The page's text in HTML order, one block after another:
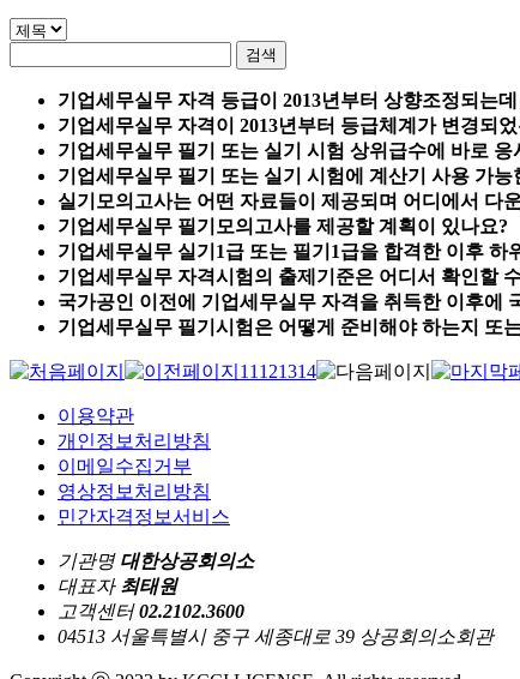
기업세무실무 자격 등급이 2013년부터 상향조정되는
기업세무실무 자격이 2013년부터 등급체계가 변경되
기업세무실무 필기 또는 실기 시험 상위급수에 바로 응
기업세무실무 필기 또는 실기 시험에 계산기 사용 가능
실기모의고사는 어떤 자료들이 제공되며 어디에서 다
기업세무실무 필기모의고사를 제공할 계획이 있나요?
기업세무실무 실기1급 또는 필기1급을 합격한 이후 하
기업세무실무 자격시험의 출제기준은 어디서 확인할
국가공인 이전에 기업세무실무 자격을 취득한 이후에
기업세무실무 필기시험은 어떻게 준비해야 하는지 또
11 121314
이용약관
개인정보처리방침
이메일수집거부
영상정보처리방침
민간자격정보서비스
기관명 대한상공회의소
대표자 최태원
고객센터 02.2102.3600
04513 서울특별시 중구 세종대로 39 상공회의소회관